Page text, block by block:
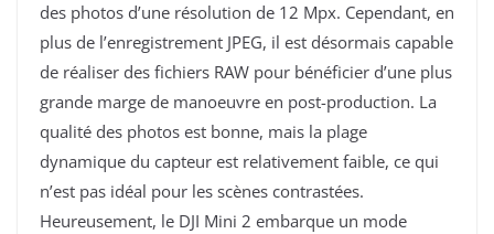
des photos d’une résolution de 12 Mpx. Cependant, en
plus de l’enregistrement JPEG, il est désormais capable
de réaliser des fichiers RAW pour bénéficier d’une plus
grande marge de manoeuvre en post-production. La
qualité des photos est bonne, mais la plage
dynamique du capteur est relativement faible, ce qui
n’est pas idéal pour les scènes contrastées.
Heureusement, le DJI Mini 2 embarque un mode